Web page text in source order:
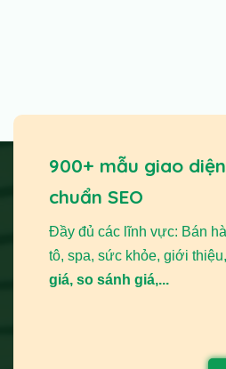
900+ mẫu giao
chuẩn SEO
Đầy đủ các lĩnh vực: Bán
tô, spa, sức khỏe, giới
giá, so sánh giá,...